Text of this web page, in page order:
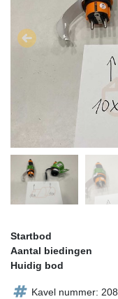
Startbod
Aantal biedingen
Huidig bod
Kavel nummer: 208